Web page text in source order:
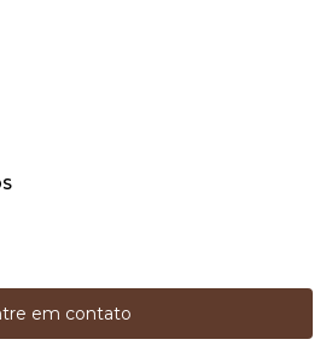
CORPORATIVOS
em contato